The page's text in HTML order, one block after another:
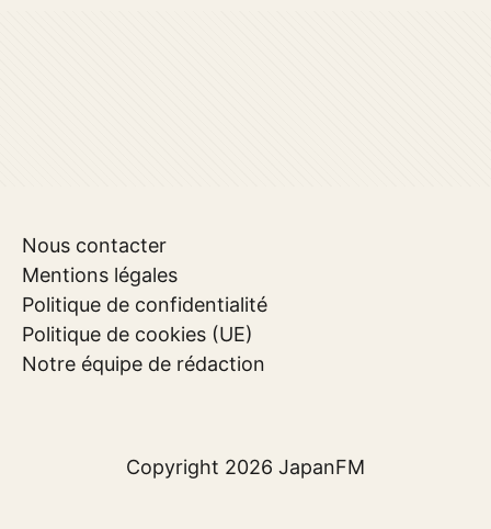
Nous contacter
Mentions légales
Politique de confidentialité
Politique de cookies (UE)
Notre équipe de rédaction
Copyright 2026 JapanFM